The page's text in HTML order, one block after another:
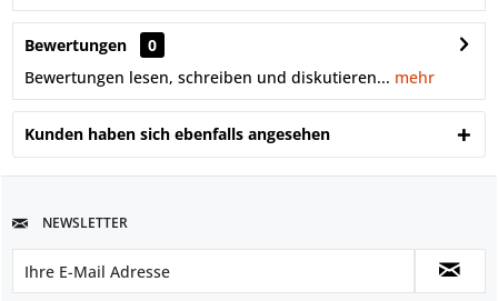
Bewertungen
0
Bewertungen lesen, schreiben und diskutieren... mehr
Kunden haben sich ebenfalls angesehen
NEWSLETTER